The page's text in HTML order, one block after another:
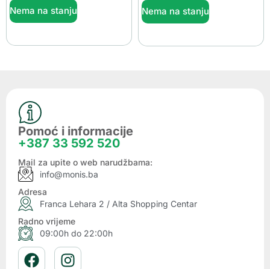
Nema na stanju Nema na stanju
Pomoć i informacije
+387 33 592 520
Mail za upite o web narudžbama:
info@monis.ba
Adresa
Franca Lehara 2 / Alta Shopping Centar
Radno vrijeme
09:00h do 22:00h